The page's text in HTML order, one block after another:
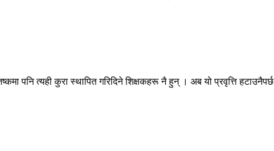
पनि त्यही कुरा स्थापित गरिदिने शिक्षकहरू नै हुन् । अब यो प्रवृत्ति हटाउनैपर्छ